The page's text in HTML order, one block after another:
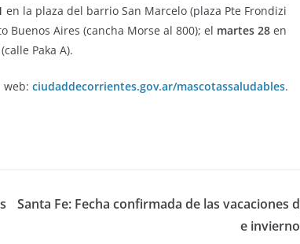
en la plaza del barrio San Marcelo (plaza Pte Frondizi
Buenos Aires (cancha Morse al 800); el martes 28 en
Paka A).
web: ciudaddecorrientes.gov.ar/mascotassaludables.
Santa Fe: Fecha confirmada de las vacaciones d
e invierno